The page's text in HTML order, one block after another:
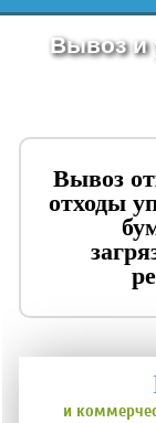
Вывоз и
Вывоз
отходы
и